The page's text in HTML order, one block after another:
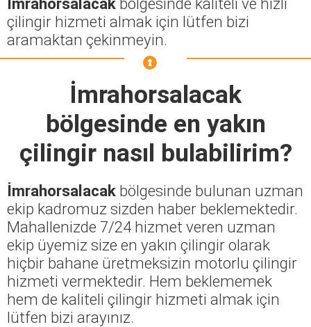
çilingir hizmeti almak için lütfen bizi
aramaktan çekinmeyin.
İmrahorsalacak
bölgesinde en yakın
çilingir nasıl bulabilirim?
İmrahorsalacak bölgesinde bulunan uzman
ekip kadromuz sizden haber beklemektedir.
Mahallenizde 7/24 hizmet veren uzman
ekip üyemiz size en yakın çilingir olarak
hiçbir bahane üretmeksizin motorlu çilingir
hizmeti vermektedir. Hem beklememek
hem de kaliteli çilingir hizmeti almak için
lütfen bizi arayınız.